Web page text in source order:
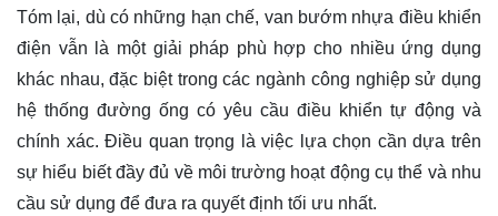
Tóm lại, dù có những hạn chế, van bướm nhựa điều khiển
điện vẫn là một giải pháp phù hợp cho nhiều ứng dụng
khác nhau, đặc biệt trong các ngành công nghiệp sử dụng
hệ thống đường ống có yêu cầu điều khiển tự động và
chính xác. Điều quan trọng là việc lựa chọn cần dựa trên
sự hiểu biết đầy đủ về môi trường hoạt động cụ thể và nhu
cầu sử dụng để đưa ra quyết định tối ưu nhất.